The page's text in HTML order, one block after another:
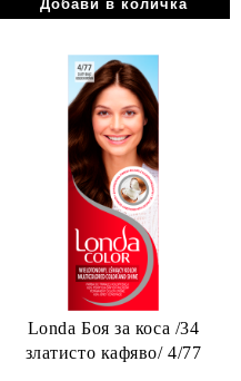
Londa Боя за коса /34
златисто кафяво/ 4/77